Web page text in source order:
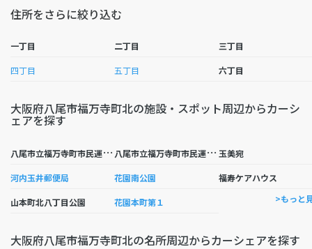
住所をさらに絞り込む
一丁目 二丁目 三丁目
四丁目 五丁目 六丁目
大阪府八尾市福万寺町北の施設・スポット周辺からカーシ
ェアを探す
八
尾市立福万寺町市民運動広場 八
尾市立福万寺町市民運動広場 玉美宛
河内玉井郵便局 花園南公園 福寿ケアハウス
山本町北八丁目公園 花園本町第１ >もっと
大阪府八尾市福万寺町北の名所周辺からカーシェアを探す